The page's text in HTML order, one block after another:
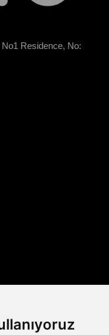
Residence, No: